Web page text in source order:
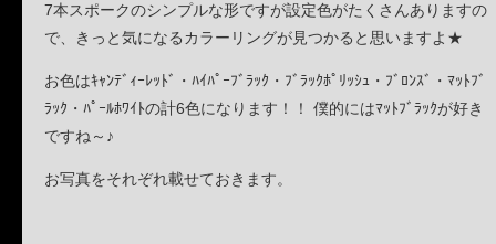
7本スポークのシンプルな形ですが設定色がたくさんありますの
で、きっと気になるカラーリングが見つかると思いますよ★
お色はｷｬﾝﾃﾞｨｰﾚｯﾄﾞ・ﾊｲﾊﾟｰﾌﾞﾗｯｸ・ﾌﾞﾗｯｸﾎﾟﾘｯｼｭ・ﾌﾞﾛﾝｽﾞ・ﾏｯﾄﾌﾞ
ﾗｯｸ・ﾊﾟｰﾙﾎﾜｲﾄの計6色になります！！ 僕的にはﾏｯﾄﾌﾞﾗｯｸが好き
ですね～♪
お写真をそれぞれ載せておきます。